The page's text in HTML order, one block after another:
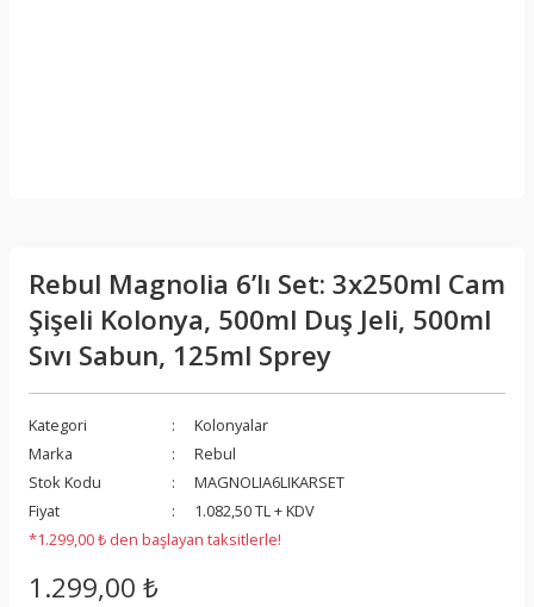
Rebul Magnolia 6’lı Set: 3x250ml Cam
Şişeli Kolonya, 500ml Duş Jeli, 500ml
Sıvı Sabun, 125ml Sprey
Kategori
Kolonyalar
Marka
Rebul
Stok Kodu
MAGNOLIA6LIKARSET
Fiyat
1.082,50 TL + KDV
*1.299,00 ₺ den başlayan taksitlerle!
1.299,00 ₺